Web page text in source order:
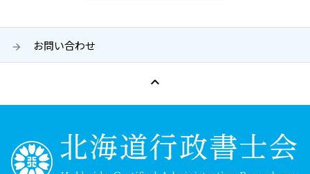
お問い合わせ
